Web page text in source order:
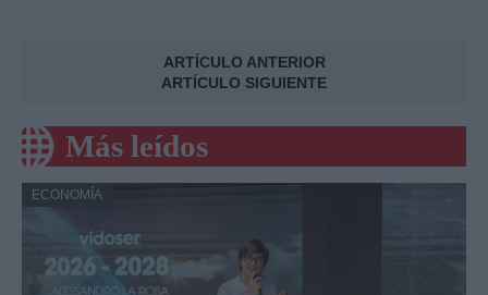
ARTÍCULO ANTERIOR
ARTÍCULO SIGUIENTE
Más leídos
ECONOMÍA